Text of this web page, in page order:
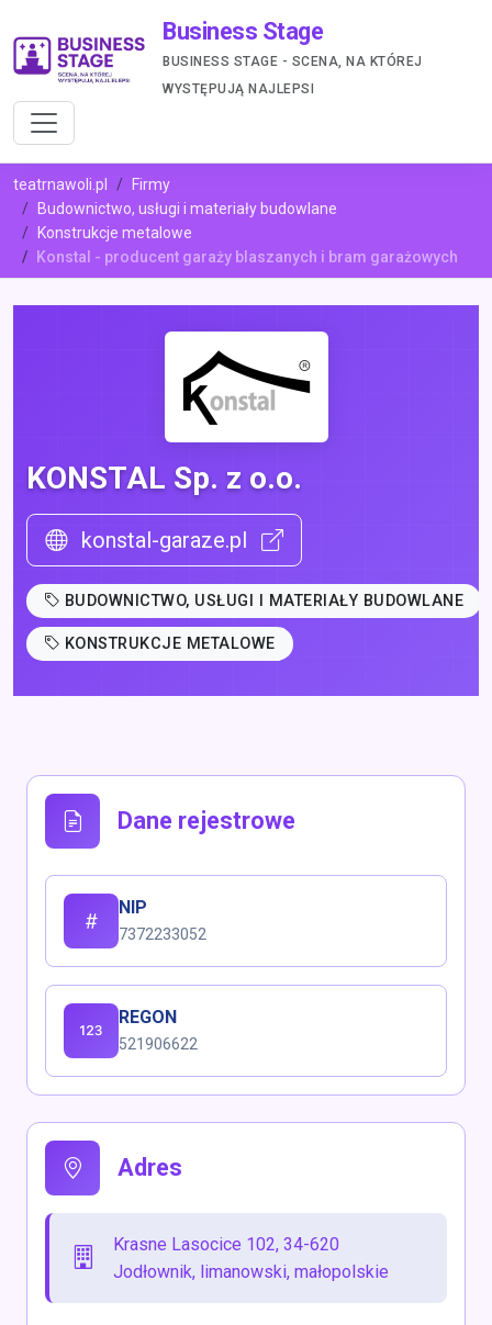
Business Stage
BUSINESS STAGE - SCENA, NA KTÓREJ
WYSTĘPUJĄ NAJLEPSI
teatrnawoli.pl
Firmy
Budownictwo, usługi i materiały budowlane
Konstrukcje metalowe
Konstal - producent garaży blaszanych i bram garażowych
KONSTAL Sp. z o.o.
konstal-garaze.pl
BUDOWNICTWO, USŁUGI I MATERIAŁY BUDOWLANE
KONSTRUKCJE METALOWE
Dane rejestrowe
NIP
7372233052
REGON
521906622
Adres
Krasne Lasocice 102, 34-620
Jodłownik, limanowski, małopolskie